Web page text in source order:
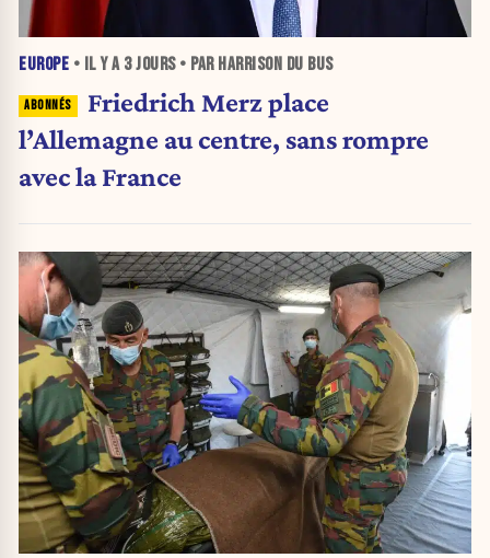
EUROPE • IL Y A 3 JOURS• PAR HARRISON DU BUS
Friedrich Merz place
l’Allemagne au centre, sans rompre
avec la France